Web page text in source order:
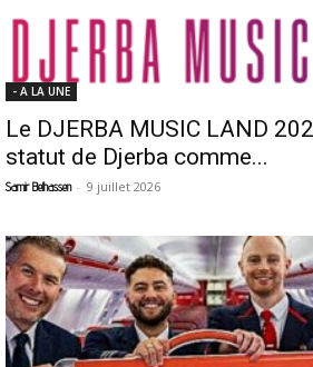
- A LA UNE
Le DJERBA MUSIC LAND
statut de Djerba comme...
Samir Belhassen - 9 juillet 2026